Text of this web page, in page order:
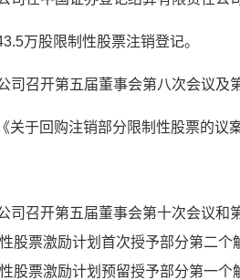
万股限制性股票注销登记。
司召开第五届董事会第八次会议及
关于回购注销部分限制性股票的议
司召开第五届董事会第十次会议和
股票激励计划首次授予部分第二
股票激励计划预留授予部分第一